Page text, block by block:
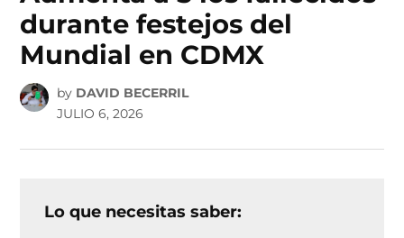
durante festejos del
Mundial en CDMX
by DAVID BECERRIL
JULIO 6, 2026
Lo que necesitas saber: